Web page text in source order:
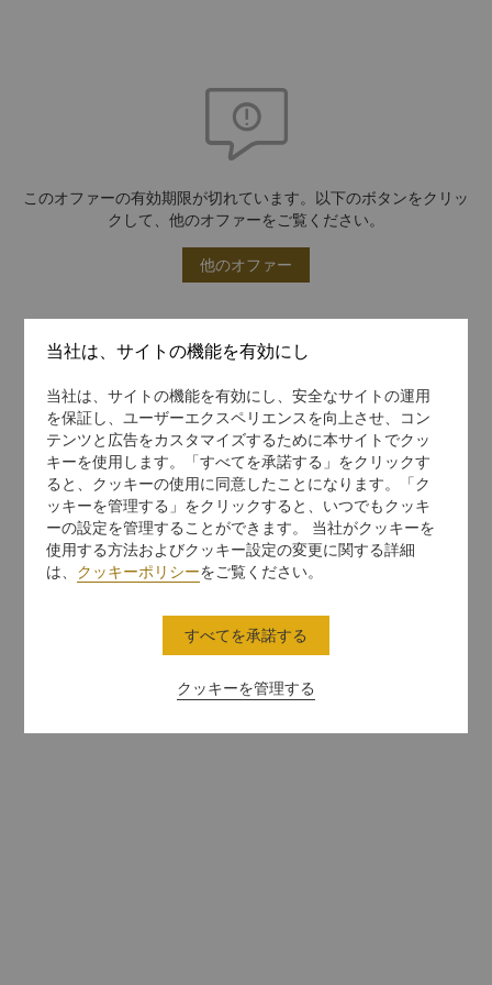
このオファーの有効期限が切れています。以下のボタンをクリッ
クして、他のオファーをご覧ください。
他のオファー
当社は、サイトの機能を有効にし
当社は、サイトの機能を有効にし、安全なサイトの運用
を保証し、ユーザーエクスペリエンスを向上させ、コン
テンツと広告をカスタマイズするために本サイトでクッ
キーを使用します。「すべてを承諾する」をクリックす
ると、クッキーの使用に同意したことになります。「ク
ッキーを管理する」をクリックすると、いつでもクッキ
ーの設定を管理することができます。 当社がクッキーを
使用する方法およびクッキー設定の変更に関する詳細
は、 クッキーポリシーをご覧ください。
クッキーを管理する
すべてを承諾する